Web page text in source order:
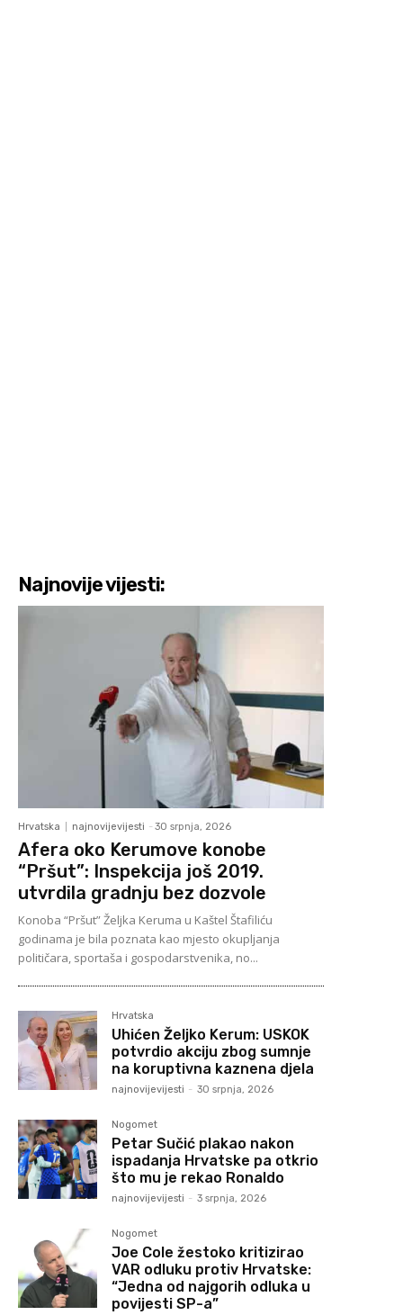
Najnovije vijesti:
Hrvatska najnovijevijesti - 30 srpnja, 2026
Afera oko Kerumove konobe
“Pršut”: Inspekcija još 2019.
utvrdila gradnju bez dozvole
Konoba “Pršut” Željka Keruma u Kaštel Štafiliću
godinama je bila poznata kao mjesto okupljanja
političara, sportaša i gospodarstvenika, no...
Hrvatska
Uhićen Željko Kerum: USKOK
potvrdio akciju zbog sumnje
na koruptivna kaznena djela
najnovijevijesti - 30 srpnja, 2026
Nogomet
Petar Sučić plakao nakon
ispadanja Hrvatske pa otkrio
što mu je rekao Ronaldo
najnovijevijesti - 3 srpnja, 2026
Nogomet
Joe Cole žestoko kritizirao
VAR odluku protiv Hrvatske:
“Jedna od najgorih odluka u
povijesti SP-a”